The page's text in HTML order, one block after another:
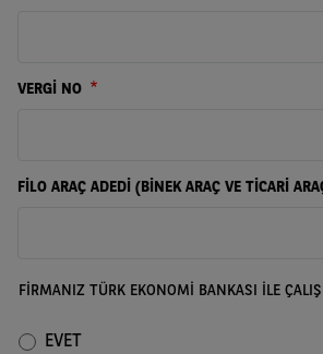
VERGİ NO
FİLO ARAÇ ADEDİ (BİNEK ARAÇ VE TİCARİ
FİRMANIZ TÜRK EKONOMİ BANKASI İLE
EVET